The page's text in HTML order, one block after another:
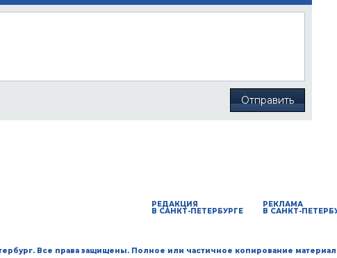
Отправить
РЕДАКЦИЯ
В САНКТ-ПЕТЕРБУРГЕ
РЕКЛАМА
В САНКТ-
Все права защищены. Полное или частичное копирование